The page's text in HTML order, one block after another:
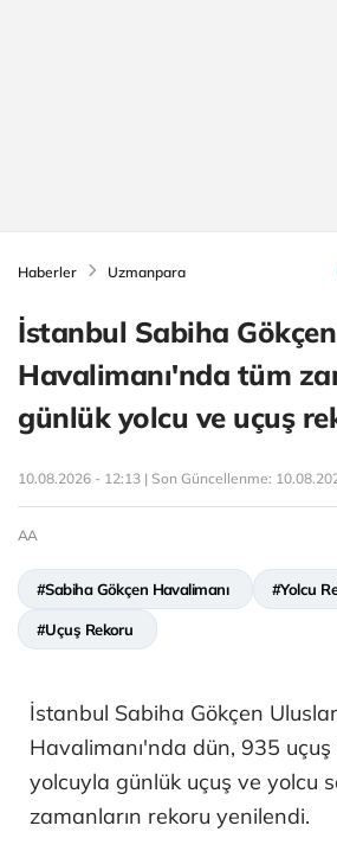
Haberler Uzmanpara
İstanbul Sabiha
Havalimanı'nda tüm
günlük yolcu ve uçuş
10.08.2026 - 12:13 | Son Güncellenme:
AA
#Sabiha Gökçen Havalimanı #Yolcu
#Uçuş Rekoru
İstanbul Sabiha Gökçen
Havalimanı'nda dün, 935
yolcuyla günlük uçuş ve yolcu
zamanların rekoru yenilendi.